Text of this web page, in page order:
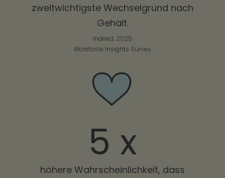
zweitwichtigste Wechselgrund nach
Gehalt.
Indeed, 2025
Workforce Insights Survey
5 x
höhere Wahrscheinlichkeit, dass